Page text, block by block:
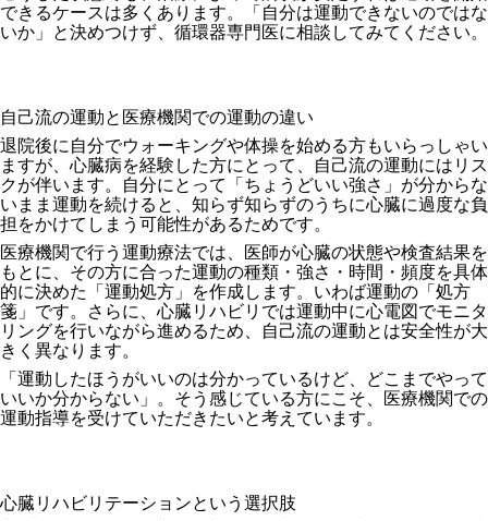
できるケースは多くあります。「自分は運動できないのではな
いか」と決めつけず、循環器専門医に相談してみてください。
自己流の運動と医療機関での運動の違い
退院後に自分でウォーキングや体操を始める方もいらっしゃい
ますが、心臓病を経験した方にとって、自己流の運動にはリス
クが伴います。自分にとって「ちょうどいい強さ」が分からな
いまま運動を続けると、知らず知らずのうちに心臓に過度な負
担をかけてしまう可能性があるためです。
医療機関で行う運動療法では、医師が心臓の状態や検査結果を
もとに、その方に合った運動の種類・強さ・時間・頻度を具体
的に決めた「運動処方」を作成します。いわば運動の「処方
箋」です。さらに、心臓リハビリでは運動中に心電図でモニタ
リングを行いながら進めるため、自己流の運動とは安全性が大
きく異なります。
「運動したほうがいいのは分かっているけど、どこまでやって
いいか分からない」。そう感じている方にこそ、医療機関での
運動指導を受けていただきたいと考えています。
心臓リハビリテーションという選択肢